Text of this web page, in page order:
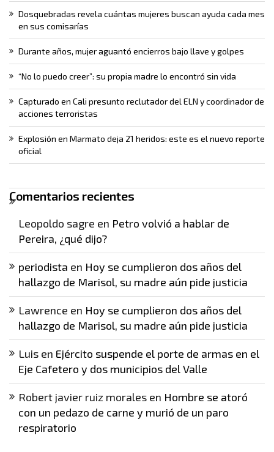
Dosquebradas revela cuántas mujeres buscan ayuda cada mes
en sus comisarías
Durante años, mujer aguantó encierros bajo llave y golpes
“No lo puedo creer”: su propia madre lo encontró sin vida
Capturado en Cali presunto reclutador del ELN y coordinador de
acciones terroristas
Explosión en Marmato deja 21 heridos: este es el nuevo reporte
oficial
Comentarios recientes
Leopoldo sagre en Petro volvió a hablar de
Pereira, ¿qué dijo?
periodista en Hoy se cumplieron dos años del
hallazgo de Marisol, su madre aún pide justicia
Lawrence en Hoy se cumplieron dos años del
hallazgo de Marisol, su madre aún pide justicia
Luis en Ejército suspende el porte de armas en el
Eje Cafetero y dos municipios del Valle
Robert javier ruiz morales en Hombre se atoró
con un pedazo de carne y murió de un paro
respiratorio